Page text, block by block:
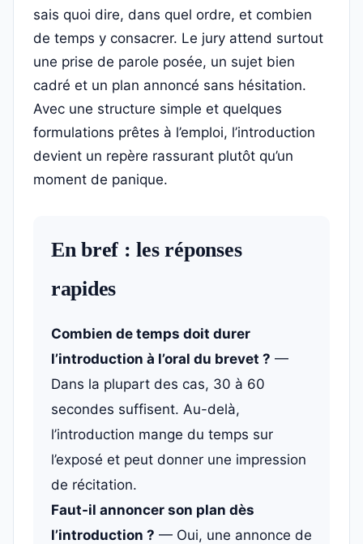
sais quoi dire, dans quel ordre, et combien
de temps y consacrer. Le jury attend surtout
une prise de parole posée, un sujet bien
cadré et un plan annoncé sans hésitation.
Avec une structure simple et quelques
formulations prêtes à l’emploi, l’introduction
devient un repère rassurant plutôt qu’un
moment de panique.
En bref : les réponses
rapides
Combien de temps doit durer
l’introduction à l’oral du brevet ? —
Dans la plupart des cas, 30 à 60
secondes suffisent. Au-delà,
l’introduction mange du temps sur
l’exposé et peut donner une impression
de récitation.
Faut-il annoncer son plan dès
l’introduction ? — Oui, une annonce de